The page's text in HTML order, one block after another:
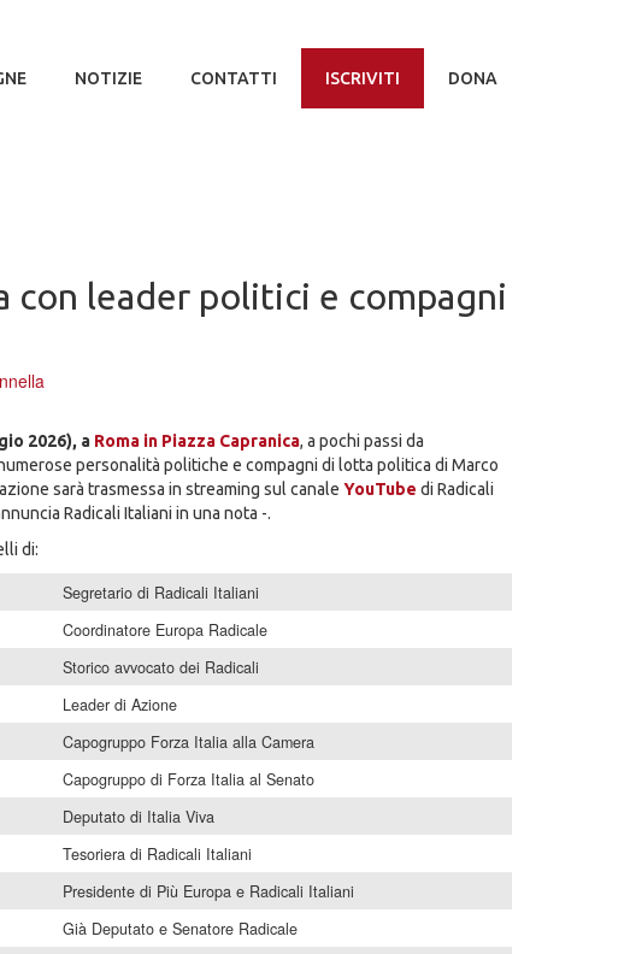
NOTIZIE CONTATTI ISCRIVITI DONA
con leader politici e compagni
2026), a Roma in Piazza Capranica, a pochi passi da
personalità politiche e compagni di lotta politica di Marco
sarà trasmessa in streaming sul canale YouTube di Radicali
Radicali Italiani in una nota -.
di:
Segretario di Radicali Italiani
Coordinatore Europa Radicale
Storico avvocato dei Radicali
Leader di Azione
Capogruppo Forza Italia alla Camera
Capogruppo di Forza Italia al Senato
Deputato di Italia Viva
Tesoriera di Radicali Italiani
Presidente di Più Europa e Radicali Italiani
Già Deputato e Senatore Radicale